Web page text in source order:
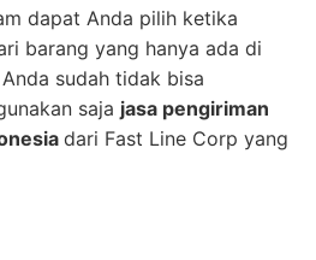
dapat Anda pilih ketika
barang yang hanya ada di
sudah tidak bisa
saja jasa pengiriman
dari Fast Line Corp yang